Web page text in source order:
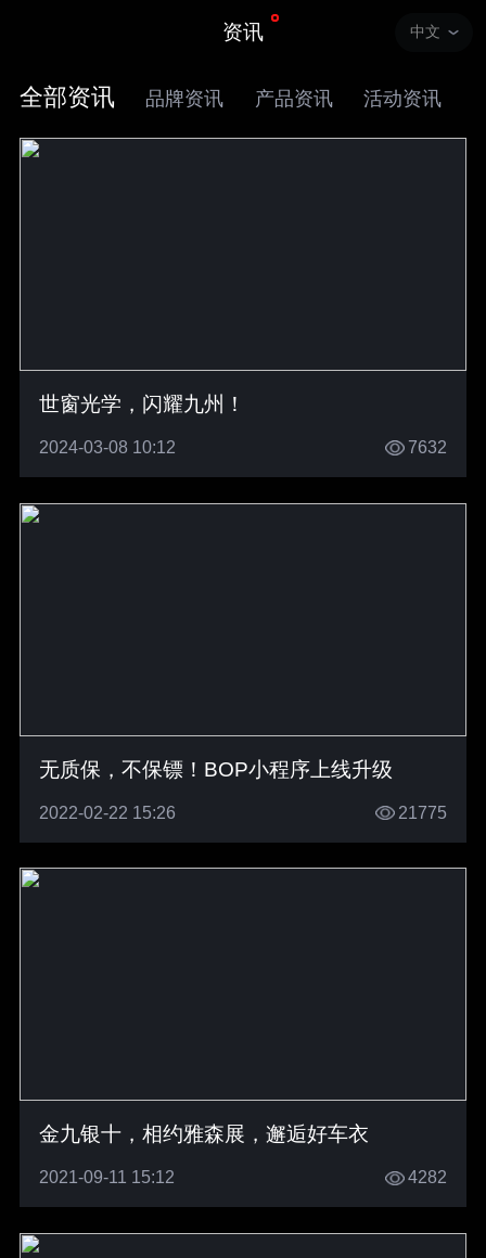
资讯 中文
全部资讯 品牌资讯 产品资讯 活动资讯
世窗光学，闪耀九州！
2024-03-08 10:12 7632
无质保，不保镖！BOP小程序上线升级
2022-02-22 15:26 21775
金九银十，相约雅森展，邂逅好车衣
2021-09-11 15:12 4282